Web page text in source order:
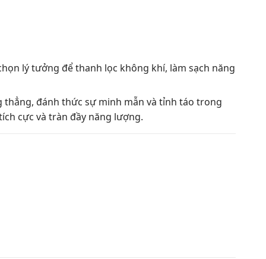
lý tưởng để thanh lọc không khí, làm sạch năng
thẳng, đánh thức sự minh mẫn và tỉnh táo trong
cực và tràn đầy năng lượng.